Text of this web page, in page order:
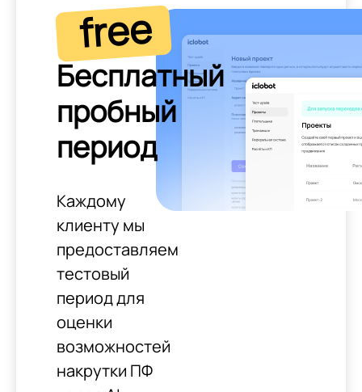
free
Бесплатный
пробный
период
Каждому
клиенту мы
предоставляем
тестовый
период для
оценки
возможностей
накрутки ПФ